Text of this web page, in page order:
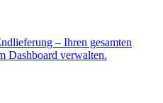
– Ihren gesamten
Dashboard verwalten.